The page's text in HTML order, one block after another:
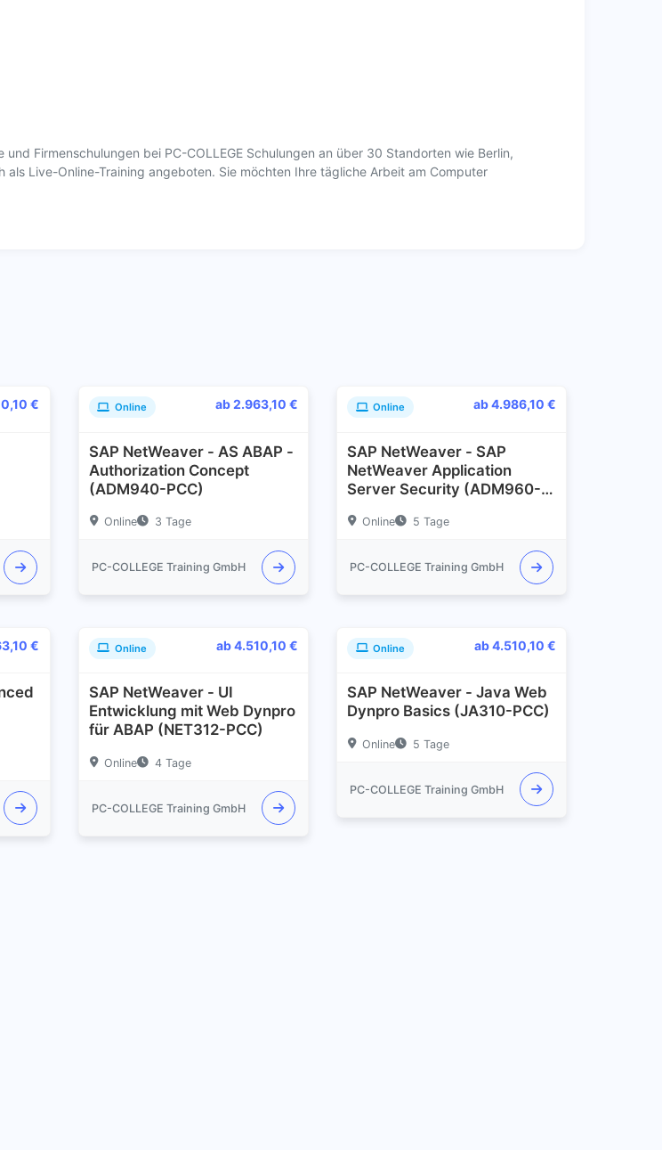
Firmenschulungen bei PC-COLLEGE Schulungen an über 30 Standorten wie Berlin,
Live-Online-Training angeboten. Sie möchten Ihre tägliche Arbeit am Computer
€ Online ab 2.963,10 €
SAP NetWeaver - AS ABAP -
Authorization Concept
(ADM940-PCC)
Online 3 Tage
PC-COLLEGE Training GmbH
Online ab 4.986,10 €
SAP NetWeaver - SAP
NetWeaver Application
Server Security (ADM960-
Online 5 Tage
PC-COLLEGE Training GmbH
€ Online ab 4.510,10 €
SAP NetWeaver - UI
Entwicklung mit Web Dynpro
für ABAP (NET312-PCC)
Online 4 Tage
PC-COLLEGE Training GmbH
Online ab 4.510,10 €
SAP NetWeaver - Java Web
Dynpro Basics (JA310-PCC)
Online 5 Tage
PC-COLLEGE Training GmbH